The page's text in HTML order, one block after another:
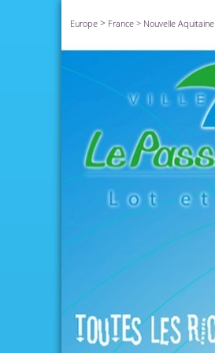
Europe > France > Nouvelle Aquitaine